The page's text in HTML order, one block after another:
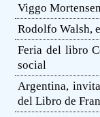
Viggo Mortensen
Rodolfo Walsh,
Feria del libro
social
Argentina,
del Libro de